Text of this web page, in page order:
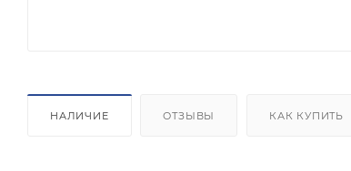
НАЛИЧИЕ ОТЗЫВЫ КАК КУПИТЬ